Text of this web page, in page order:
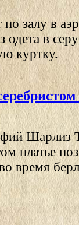
залу в
в
куртку.
Шарлиз
платье
время